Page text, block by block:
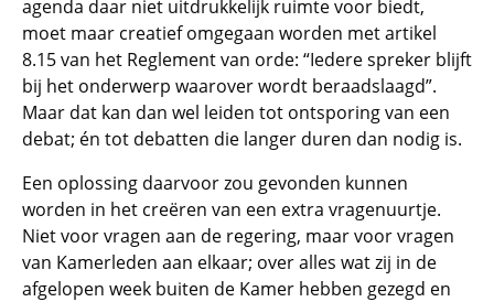
agenda daar niet uitdrukkelijk ruimte voor biedt,
moet maar creatief omgegaan worden met artikel
8.15 van het Reglement van orde: “Iedere spreker blijft
bij het onderwerp waarover wordt beraadslaagd”.
Maar dat kan dan wel leiden tot ontsporing van een
debat; én tot debatten die langer duren dan nodig is.
Een oplossing daarvoor zou gevonden kunnen
worden in het creëren van een extra vragenuurtje.
Niet voor vragen aan de regering, maar voor vragen
van Kamerleden aan elkaar; over alles wat zij in de
afgelopen week buiten de Kamer hebben gezegd en